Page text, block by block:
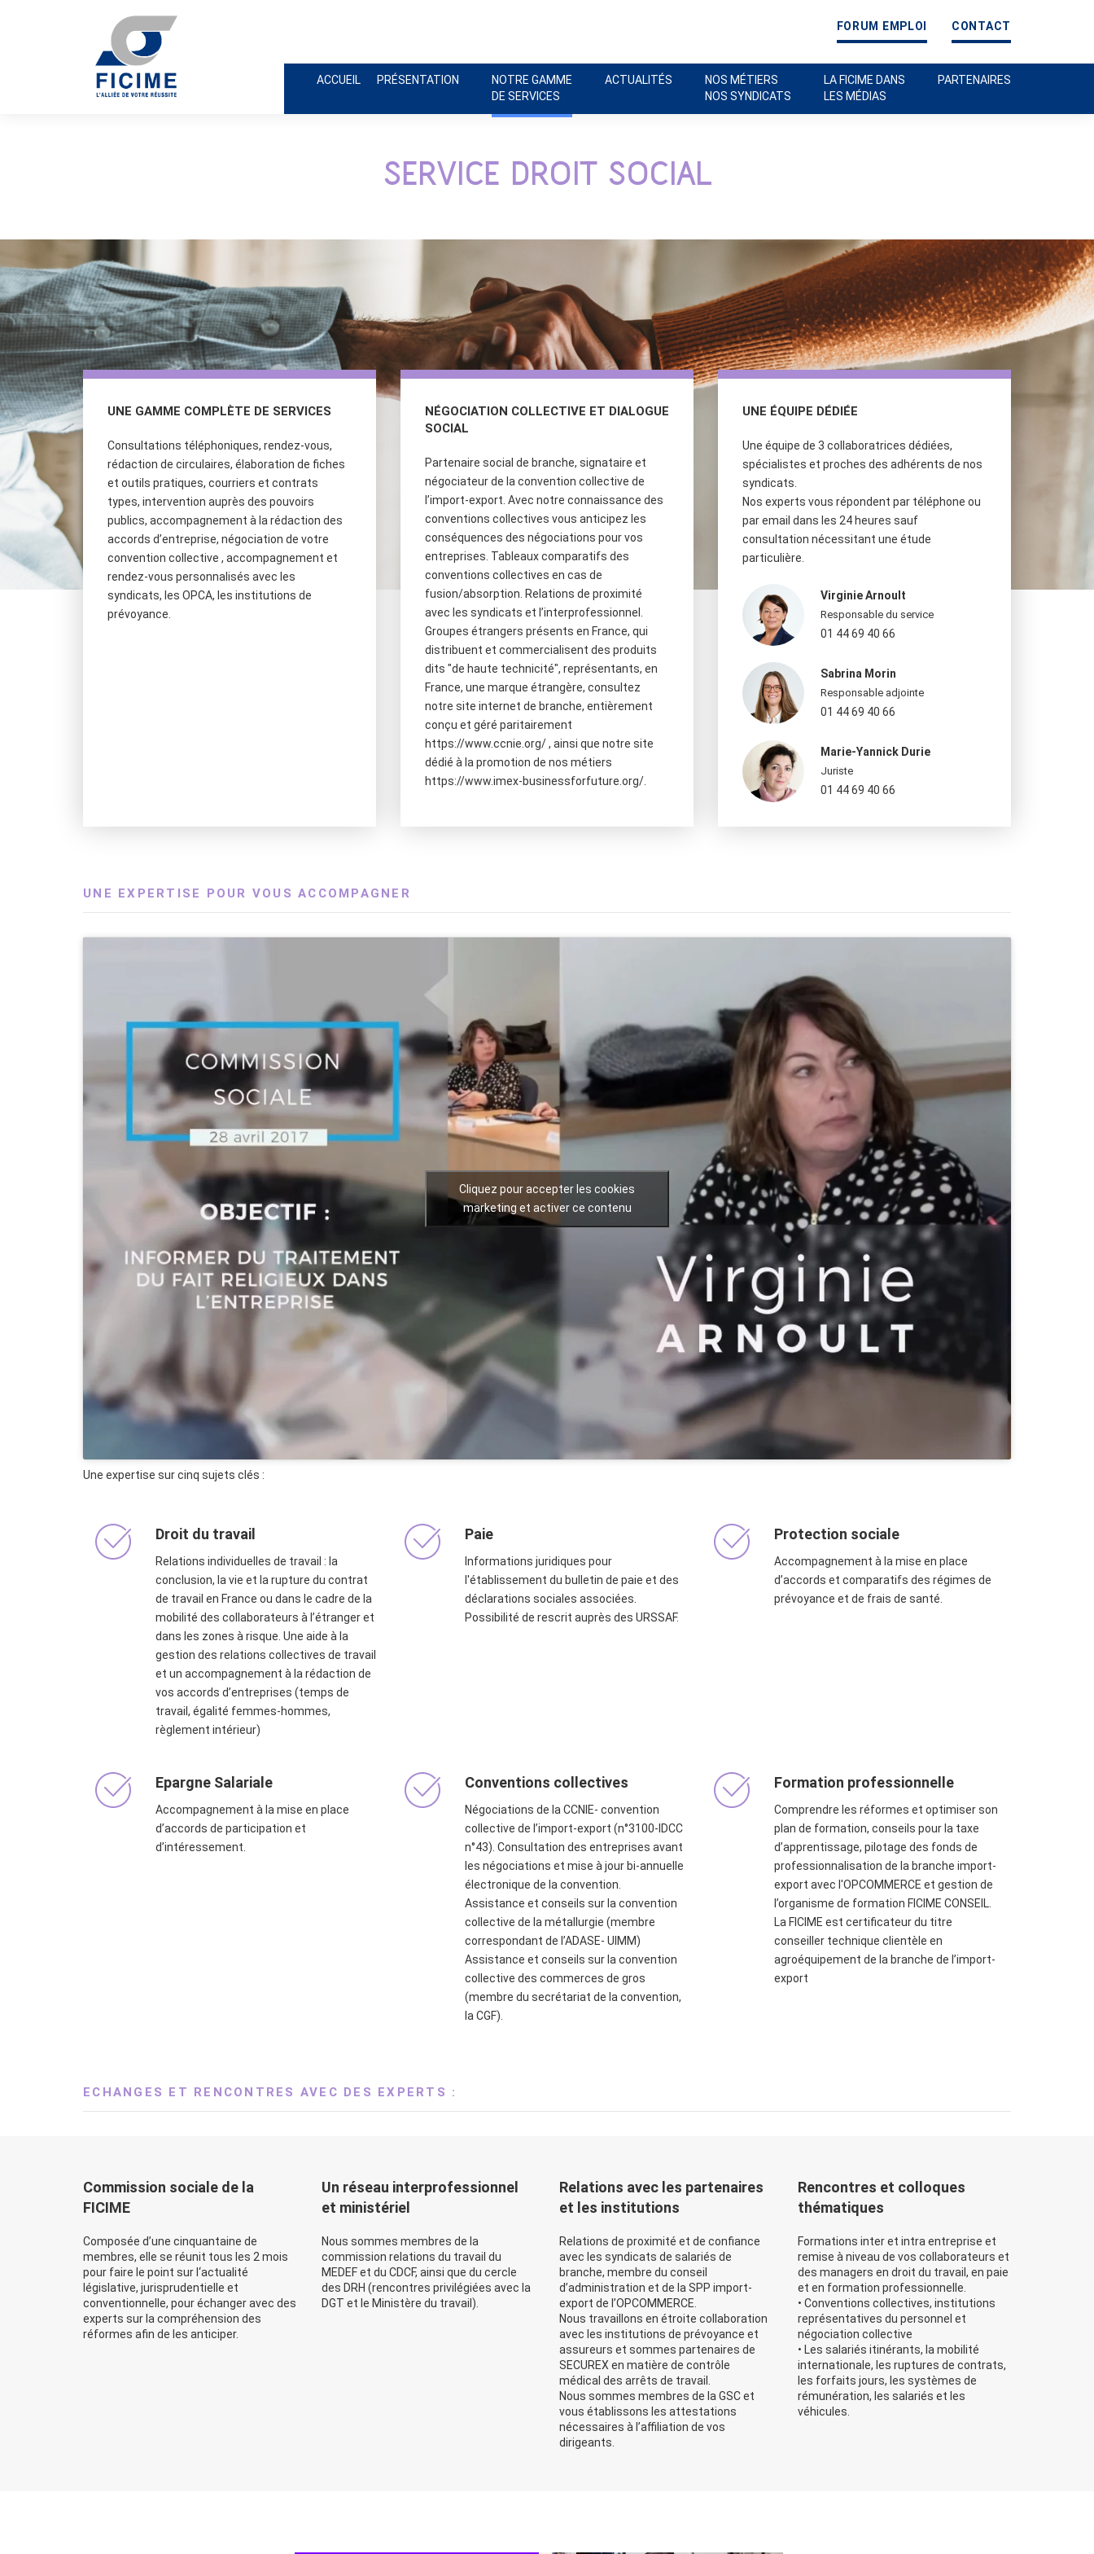
FORUM EMPLOI CONTACT
ACCUEIL PRÉSENTATION
NOTRE GAMME
DE SERVICES
ACTUALITÉS
NOS MÉTIERS
NOS SYNDICATS
LA FICIME DANS
LES MÉDIAS
PARTENAIRES
SERVICE DROIT SOCIAL
UNE GAMME COMPLÈTE DE SERVICES
Consultations téléphoniques, rendez-vous,
rédaction de circulaires, élaboration de fiches
et outils pratiques, courriers et contrats
types, intervention auprès des pouvoirs
publics, accompagnement à la rédaction des
accords d’entreprise, négociation de votre
convention collective , accompagnement et
rendez-vous personnalisés avec les
syndicats, les OPCA, les institutions de
prévoyance.
NÉGOCIATION COLLECTIVE ET DIALOGUE
SOCIAL
Partenaire social de branche, signataire et
négociateur de la convention collective de
l’import-export. Avec notre connaissance des
conventions collectives vous anticipez les
conséquences des négociations pour vos
entreprises. Tableaux comparatifs des
conventions collectives en cas de
fusion/absorption. Relations de proximité
avec les syndicats et l’interprofessionnel.
Groupes étrangers présents en France, qui
distribuent et commercialisent des produits
dits "de haute technicité", représentants, en
France, une marque étrangère, consultez
notre site internet de branche, entièrement
conçu et géré paritairement
https://www.ccnie.org/ , ainsi que notre site
dédié à la promotion de nos métiers
https://www.imex-businessforfuture.org/.
UNE ÉQUIPE DÉDIÉE
Une équipe de 3 collaboratrices dédiées,
spécialistes et proches des adhérents de nos
syndicats.
Nos experts vous répondent par téléphone ou
par email dans les 24 heures sauf
consultation nécessitant une étude
particulière.
Virginie Arnoult
Responsable du service
01 44 69 40 66
Sabrina Morin
Responsable adjointe
01 44 69 40 66
Marie-Yannick Durie
Juriste
01 44 69 40 66
UNE EXPERTISE POUR VOUS ACCOMPAGNER
Cliquez pour accepter les cookies
marketing et activer ce contenu
Une expertise sur cinq sujets clés :
Droit du travail
Relations individuelles de travail : la
conclusion, la vie et la rupture du contrat
de travail en France ou dans le cadre de la
mobilité des collaborateurs à l’étranger et
dans les zones à risque. Une aide à la
gestion des relations collectives de travail
et un accompagnement à la rédaction de
vos accords d’entreprises (temps de
travail, égalité femmes-hommes,
règlement intérieur)
Paie
Informations juridiques pour
l'établissement du bulletin de paie et des
déclarations sociales associées.
Possibilité de rescrit auprès des URSSAF.
Protection sociale
Accompagnement à la mise en place
d’accords et comparatifs des régimes de
prévoyance et de frais de santé.
Epargne Salariale
Accompagnement à la mise en place
d’accords de participation et
d’intéressement.
Conventions collectives
Négociations de la CCNIE- convention
collective de l’import-export (n°3100-IDCC
n°43). Consultation des entreprises avant
les négociations et mise à jour bi-annuelle
électronique de la convention.
Assistance et conseils sur la convention
collective de la métallurgie (membre
correspondant de l’ADASE- UIMM)
Assistance et conseils sur la convention
collective des commerces de gros
(membre du secrétariat de la convention,
la CGF).
Formation professionnelle
Comprendre les réformes et optimiser son
plan de formation, conseils pour la taxe
d’apprentissage, pilotage des fonds de
professionnalisation de la branche import-
export avec l'OPCOMMERCE et gestion de
l’organisme de formation FICIME CONSEIL.
La FICIME est certificateur du titre
conseiller technique clientèle en
agroéquipement de la branche de l’import-
export
ECHANGES ET RENCONTRES AVEC DES EXPERTS :
Commission sociale de la
FICIME
Composée d’une cinquantaine de
membres, elle se réunit tous les 2 mois
pour faire le point sur l‘actualité
législative, jurisprudentielle et
conventionnelle, pour échanger avec des
experts sur la compréhension des
réformes afin de les anticiper.
Un réseau interprofessionnel
et ministériel
Nous sommes membres de la
commission relations du travail du
MEDEF et du CDCF, ainsi que du cercle
des DRH (rencontres privilégiées avec la
DGT et le Ministère du travail).
Relations avec les partenaires
et les institutions
Relations de proximité et de confiance
avec les syndicats de salariés de
branche, membre du conseil
d’administration et de la SPP import-
export de l’OPCOMMERCE.
Nous travaillons en étroite collaboration
avec les institutions de prévoyance et
assureurs et sommes partenaires de
SECUREX en matière de contrôle
médical des arrêts de travail.
Nous sommes membres de la GSC et
vous établissons les attestations
nécessaires à l’affiliation de vos
dirigeants.
Rencontres et colloques
thématiques
Formations inter et intra entreprise et
remise à niveau de vos collaborateurs et
des managers en droit du travail, en paie
et en formation professionnelle.
• Conventions collectives, institutions
représentatives du personnel et
négociation collective
• Les salariés itinérants, la mobilité
internationale, les ruptures de contrats,
les forfaits jours, les systèmes de
rémunération, les salariés et les
véhicules.